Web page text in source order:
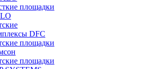
площадки
DFC
площадки
площадки